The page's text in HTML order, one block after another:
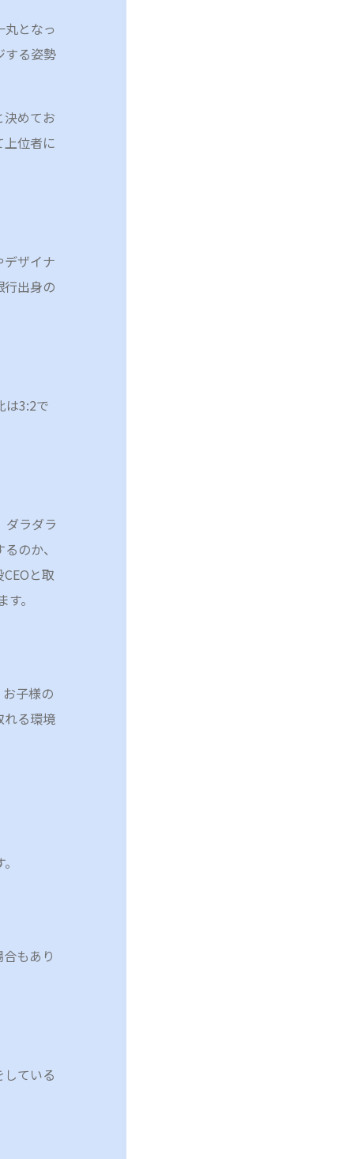
となっ
する姿勢
めてお
位者に
ザイナ
出身の
は3:2で
ダラダラ
のか、
と取
。
子様の
れる環境
もあり
ている